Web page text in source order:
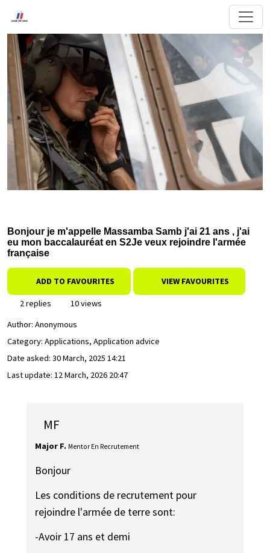
Bonjour je m'appelle Massamba Samb j'ai 21 ans , j'ai
eu mon baccalauréat en S2Je veux rejoindre l'armée
française
ADD TO FAVOURITES VIEW FAVOURITES
2 replies
10 views
Author: Anonymous
Category: Applications, Application advice
Date asked: 30 March, 2025 14:21
Last update: 12 March, 2026 20:47
MF
Major F. Mentor En Recrutement
Bonjour
Les conditions de recrutement pour
rejoindre l'armée de terre sont:
-Avoir 17 ans et demi